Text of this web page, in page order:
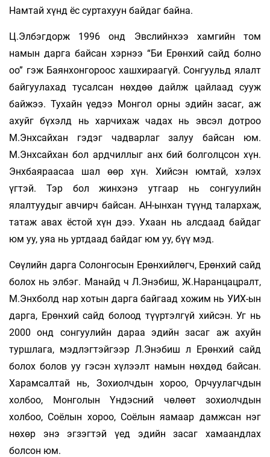
Намтай хүнд ёс суртахуун байдаг байна.
Ц.Элбэгдорж 1996 онд Эвслийнхээ хамгийн том
намын дарга байсан хэрнээ “Би Ерөнхий сайд болно
оо” гэж Баянхонгороос хашхираагүй. Сонгуульд ялалт
байгуулахад тусалсан нөхдөө дайлж цайлаад сууж
байжээ. Тухайн үедээ Монгол орны эдийн засаг, аж
ахуйг бүхэлд нь харчихаж чадах нь эвсэл дотроо
М.Энхсайхан гэдэг чадварлаг залуу байсан юм.
М.Энхсайхан бол ардчиллыг анх бий болголцсон хүн.
Энхбаяраасаа шал өөр хүн. Хийсэн юмтай, хэлэх
үгтэй. Тэр бол жинхэнэ утгаар нь сонгуулийн
ялалтуудыг авчирч байсан. АН-ынхан түүнд талархаж,
татаж авах ёстой хүн дээ. Ухаан нь алсдаад байдаг
юм уу, уяа нь уртдаад байдаг юм уу, бүү мэд.
Сөүлийн дарга Солонгосын Ерөнхийлөгч, Ерөнхий сайд
болох нь элбэг. Манайд ч Л.Энэбиш, Ж.Наранцацралт,
М.Энхболд нар хотын дарга байгаад хожим нь УИХ-ын
дарга, Ерөнхий сайд болоод түүртэлгүй хийсэн. Уг нь
2000 онд сонгуулийн дараа эдийн засаг аж ахуйн
туршлага, мэдлэгтэйгээр Л.Энэбиш л Ерөнхий сайд
болох болов уу гэсэн хүлээлт намын нөхдөд байсан.
Харамсалтай нь, Зохиолчдын хороо, Орчуулагчдын
холбоо, Монголын Үндэсний чөлөөт зохиолчдын
холбоо, Соёлын хороо, Соёлын яамаар дамжсан нэг
нөхөр энэ эгзэгтэй үед эдийн засаг хамаандлах
болсон юм.